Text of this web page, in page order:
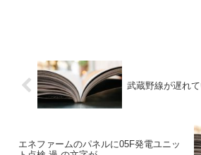
武蔵野線が遅れ
エネファームのパネルに05F発電ユニッ